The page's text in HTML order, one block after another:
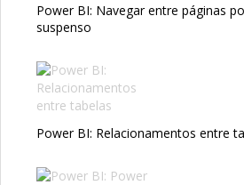
Power BI: Navegar entre páginas
suspenso
Power BI: Relacionamentos entre